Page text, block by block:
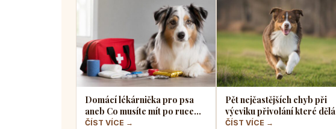
Domácí lékárnička pro psa
aneb Co musíte mít po ruce
pro případ nouze
ČÍST VÍCE →
Pět nejčastějších chyb při
výcviku přivolání které dělá
většina pejskařů
ČÍST VÍCE →